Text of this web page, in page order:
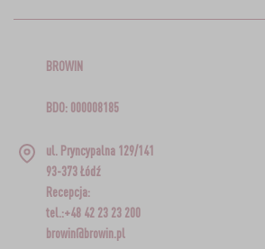
BROWIN
BDO: 000008185
ul. Pryncypalna 129/141
93-373 Łódź
Recepcja:
tel.:+48 42 23 23 200
browin@browin.pl